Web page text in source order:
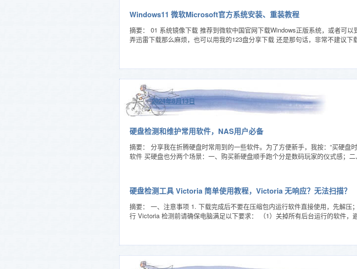
Windows11 微软Microsoft官方系统安装、重装教程
摘要： 01 系统镜像下载 推荐到微软中国官网下载Windows正版系统，或者可
弄迅雷下载那么麻烦，也可以用我的123盘分享下载 还是那句话，非常不建议
2024年8月13日
硬盘检测和维护常用软件，NAS用户必备
摘要： 分享我在折腾硬盘时常用到的一些软件。为了方便新手，我按：“买硬盘
软件 买硬盘也分两个场景：一、购买新硬盘顺手跑个分是数码玩家的仪式感；
硬盘检测工具 Victoria 简单使用教程，Victoria 无响应？无法扫描？
摘要： 一、注意事项 1. 下载完成后不要在压缩包内运行软件直接使用，先解
行 Victoria 检测前请确保电脑满足以下要求： （1）关掉所有后台运行的软件，